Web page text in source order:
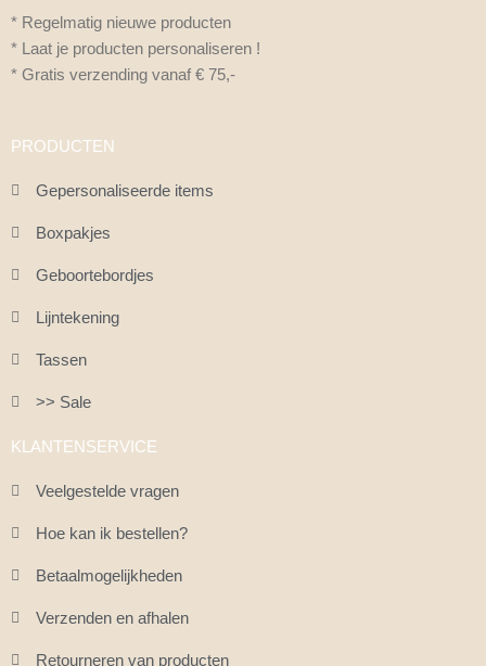
* Regelmatig nieuwe producten
* Laat je producten personaliseren !
* Gratis verzending vanaf € 75,-
PRODUCTEN
Gepersonaliseerde items
Boxpakjes
Geboortebordjes
Lijntekening
Tassen
>> Sale
KLANTENSERVICE
Veelgestelde vragen
Hoe kan ik bestellen?
Betaalmogelijkheden
Verzenden en afhalen
Retourneren van producten